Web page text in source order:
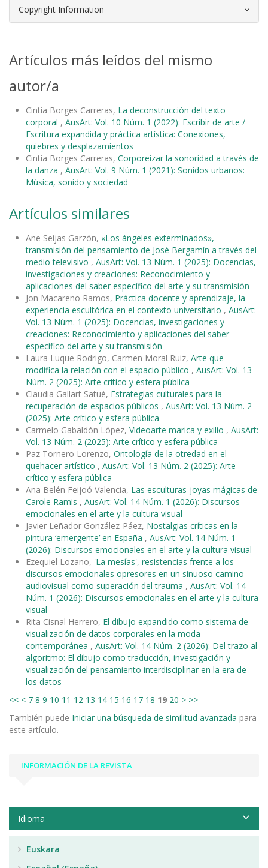
Copyright Information
Artículos más leídos del mismo
autor/a
Cintia Borges Carreras, La deconstrucción del texto
corporal , AusArt: Vol. 10 Núm. 1 (2022): Escribir de arte /
Escritura expandida y práctica artística: Conexiones,
quiebres y desplazamientos
Cintia Borges Carreras, Corporeizar la sonoridad a través de
la danza , AusArt: Vol. 9 Núm. 1 (2021): Sonidos urbanos:
Música, sonido y sociedad
Artículos similares
Ane Seijas Garzón, «Los ángeles exterminados»,
transmisión del pensamiento de José Bergamín a través del
medio televisivo , AusArt: Vol. 13 Núm. 1 (2025): Docencias,
investigaciones y creaciones: Reconocimiento y
aplicaciones del saber específico del arte y su transmisión
Jon Macareno Ramos, Práctica docente y aprendizaje, la
experiencia escultórica en el contexto universitario , AusArt:
Vol. 13 Núm. 1 (2025): Docencias, investigaciones y
creaciones: Reconocimiento y aplicaciones del saber
específico del arte y su transmisión
Laura Luque Rodrigo, Carmen Moral Ruiz, Arte que
modifica la relación con el espacio público , AusArt: Vol. 13
Núm. 2 (2025): Arte crítico y esfera pública
Claudia Gallart Satué, Estrategias culturales para la
recuperación de espacios públicos , AusArt: Vol. 13 Núm. 2
(2025): Arte crítico y esfera pública
Carmelo Gabaldón López, Videoarte marica y exilio , AusArt:
Vol. 13 Núm. 2 (2025): Arte crítico y esfera pública
Paz Tornero Lorenzo, Ontología de la otredad en el
quehacer artístico , AusArt: Vol. 13 Núm. 2 (2025): Arte
crítico y esfera pública
Ana Belén Feijoó Valencia, Las esculturas-joyas mágicas de
Carole Ramis , AusArt: Vol. 14 Núm. 1 (2026): Discursos
emocionales en el arte y la cultura visual
Javier Leñador González-Páez, Nostalgias críticas en la
pintura ‘emergente’ en España , AusArt: Vol. 14 Núm. 1
(2026): Discursos emocionales en el arte y la cultura visual
Ezequiel Lozano, 'La mesías', resistencias frente a los
discursos emocionales opresores en un sinuoso camino
audiovisual como superación del trauma , AusArt: Vol. 14
Núm. 1 (2026): Discursos emocionales en el arte y la cultura
visual
Rita Cisnal Herrero, El dibujo expandido como sistema de
visualización de datos corporales en la moda
contemporánea , AusArt: Vol. 14 Núm. 2 (2026): Del trazo al
algoritmo: El dibujo como traducción, investigación y
visualización del pensamiento interdisciplinar en la era de
los datos
<< < 7 8 9 10 11 12 13 14 15 16 17 18 19 20 > >>
También puede Iniciar una búsqueda de similitud avanzada para
este artículo.
INFORMACIÓN DE LA REVISTA
Idioma
Euskara